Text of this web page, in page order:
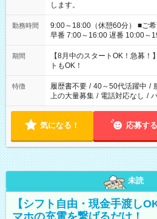
します。
勤務時間
9:00～18:00（休憩60分） ■ご希望があれば下記シフトもOK！
早番 7:00～16:00 遅番 10:00～
と休みを合わせたい」 「余裕
「できれば残業はしたくない
ね。 ※Wワーク希望の方へ 今ご覧のお仕事で希望する勤務時間
と、もう1つのお仕事の勤務時
合は応募できません。
期間
【8月中のスタートOK！急募
トもOK！
特徴 履歴書不要 / 40～50代活躍中 /
上の大量募集 / 電話対応なし /
気になる！ 応募する
未読
【シフト自由・現金手渡し
マホの充電を繋げるだけ！